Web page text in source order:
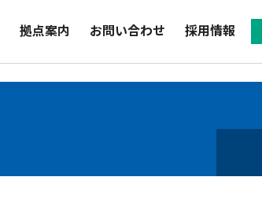
拠点案内 お問い合わせ 採用情報